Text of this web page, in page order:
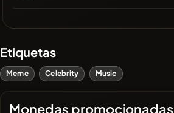
Etiquetas
Meme Celebrity Music
Monedas promocionadas